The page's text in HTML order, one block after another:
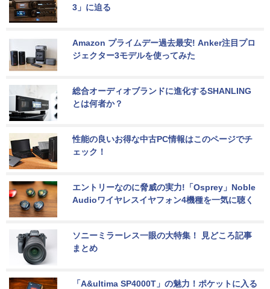
3」に迫る
Amazon プライムデー過去最安! Anker注目プロ
ジェクター3モデルを使ってみた
総合オーディオブランドに進化するSHANLING
とは何者か？
性能の良いお得な中古PC情報はこのページでチ
ェック！
エントリーなのに脅威の実力!「Osprey」Noble
Audioワイヤレスイヤフォン4機種を一気に聴く
ソニーミラーレス一眼の大特集！ 見どころ記事
まとめ
「A&ultima SP4000T」の魅力！ポケットに入る